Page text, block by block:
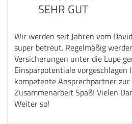
SEHR GUT
Wir werden seit Jahren vom
super betreut. Regelmäßig
Versicherungen unter die Lupe
Einsparpotentiale vorgeschlagen
kompetente Ansprechpartner
Zusammenarbeit Spaß! Vielen
Weiter so!